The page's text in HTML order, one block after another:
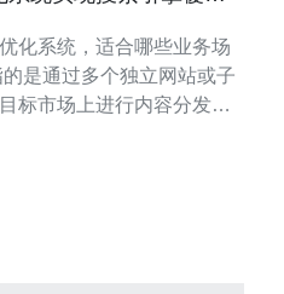
化系统，适合哪些业务场
是通过多个独立网站或子
标市场上进行内容分发、
：本地化服务（如旅宿、